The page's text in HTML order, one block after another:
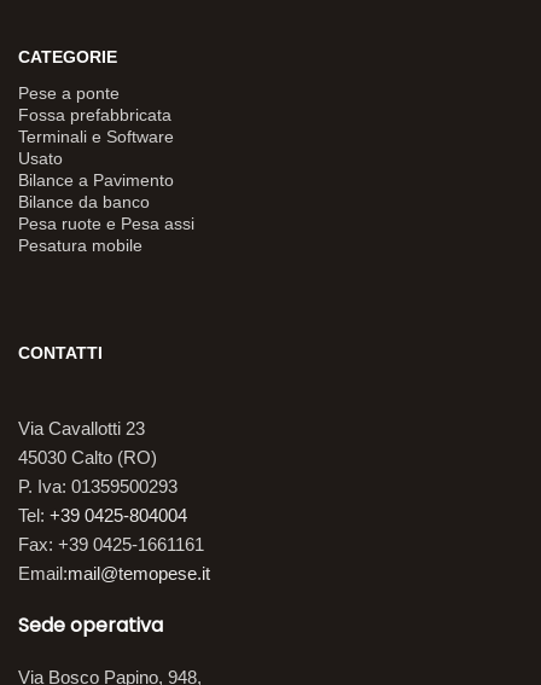
CATEGORIE
Pese a ponte
Fossa prefabbricata
Terminali e Software
Usato
Bilance a Pavimento
Bilance da banco
Pesa ruote e Pesa assi
Pesatura mobile
CONTATTI
Via Cavallotti 23
45030 Calto (RO)
P. Iva: 01359500293
Tel: +39 0425-804004
Fax: +39 0425-1661161
Email:mail@temopese.it
Sede operativa
Via Bosco Papino, 948,